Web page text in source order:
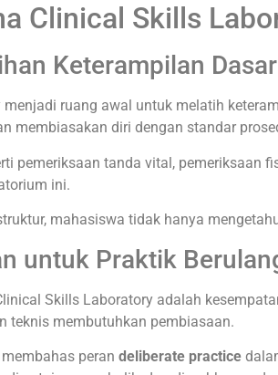
Clinical Skills
Keterampilan Dasar
ruang awal untuk melatih
membiasakan diri dengan standar
pemeriksaan tanda vital, pemeriksaan
ini.
mahasiswa tidak hanya
untuk Praktik
Skills Laboratory adalah
teknis membutuhkan pembiasaan.
peran deliberate practice